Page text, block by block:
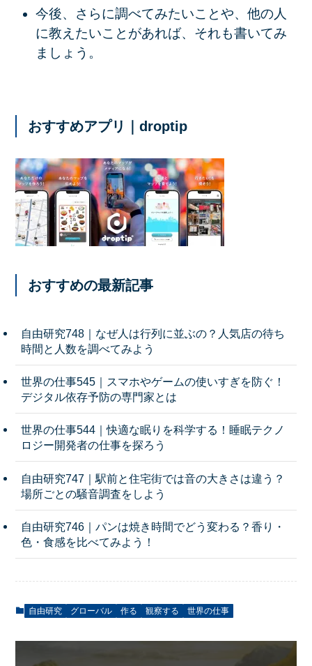
今後、さらに調べてみたいことや、他の人
に教えたいことがあれば、それも書いてみ
ましょう。
おすすめアプリ｜droptip
おすすめの最新記事
自由研究748｜なぜ人は行列に並ぶの？人気店の待ち
時間と人数を調べてみよう
世界の仕事545｜スマホやゲームの使いすぎを防ぐ！
デジタル依存予防の専門家とは
世界の仕事544｜快適な眠りを科学する！睡眠テクノ
ロジー開発者の仕事を探ろう
自由研究747｜駅前と住宅街では音の大きさは違う？
場所ごとの騒音調査をしよう
自由研究746｜パンは焼き時間でどう変わる？香り・
色・食感を比べてみよう！
自由研究 グローバル 作る 観察する 世界の仕事